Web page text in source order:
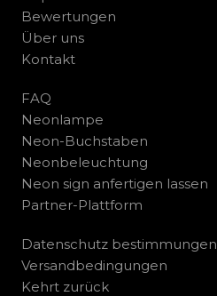
Bewertungen
Über uns
Kontakt
FAQ
Neonlampe
Neon-Buchstaben
Neonbeleuchtung
Neon sign anfertigen lassen
Partner-Plattform
Datenschutz bestimmungen
Versandbedingungen
Kehrt zurück